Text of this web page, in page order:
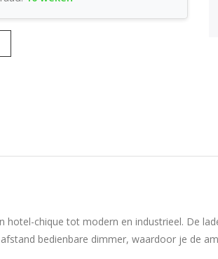
chique tot modern en industrieel. De
bedienbare dimmer, waardoor je de